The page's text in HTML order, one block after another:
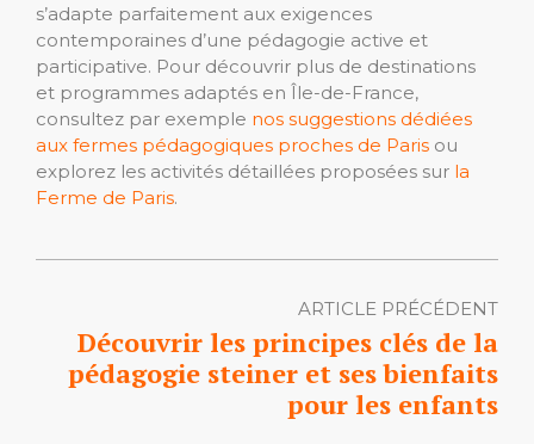
s’adapte parfaitement aux exigences
contemporaines d’une pédagogie active et
participative. Pour découvrir plus de destinations
et programmes adaptés en Île-de-France,
consultez par exemple nos suggestions dédiées
aux fermes pédagogiques proches de Paris ou
explorez les activités détaillées proposées sur la
Ferme de Paris.
ARTICLE PRÉCÉDENT
Découvrir les principes clés de la
pédagogie steiner et ses bienfaits
pour les enfants